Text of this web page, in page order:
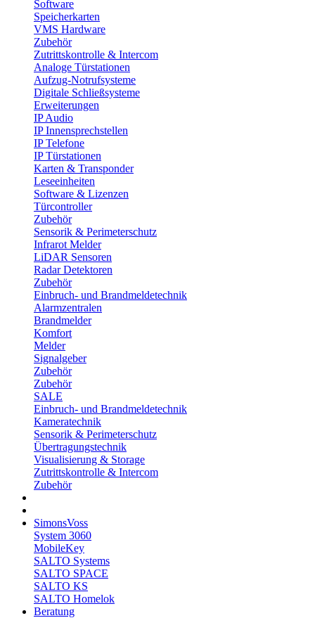
Software
Speicherkarten
VMS Hardware
Zubehör
Zutrittskontrolle & Intercom
Analoge Türstationen
Aufzug-Notrufsysteme
Digitale Schließsysteme
Erweiterungen
IP Audio
IP Innensprechstellen
IP Telefone
IP Türstationen
Karten & Transponder
Leseeinheiten
Software & Lizenzen
Türcontroller
Zubehör
Sensorik & Perimeterschutz
Infrarot Melder
LiDAR Sensoren
Radar Detektoren
Zubehör
Einbruch- und Brandmeldetechnik
Alarmzentralen
Brandmelder
Komfort
Melder
Signalgeber
Zubehör
Zubehör
SALE
Einbruch- und Brandmeldetechnik
Kameratechnik
Sensorik & Perimeterschutz
Übertragungstechnik
Visualisierung & Storage
Zutrittskontrolle & Intercom
Zubehör
SimonsVoss
System 3060
MobileKey
SALTO Systems
SALTO SPACE
SALTO KS
SALTO Homelok
Beratung